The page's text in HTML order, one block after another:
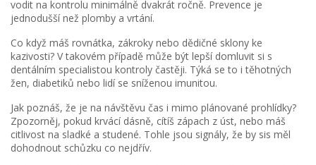
vodit na kontrolu minimálně dvakrát ročně. Prevence je
jednodušší než plomby a vrtání.
Co když máš rovnátka, zákroky nebo dědičné sklony ke
kazivosti? V takovém případě může být lepší domluvit si s
dentálním specialistou kontroly častěji. Týká se to i těhotných
žen, diabetiků nebo lidí se sníženou imunitou.
Jak poznáš, že je na návštěvu čas i mimo plánované prohlídky?
Zpozorněj, pokud krvácí dásně, cítíš zápach z úst, nebo máš
citlivost na sladké a studené. Tohle jsou signály, že by sis měl
dohodnout schůzku co nejdřív.